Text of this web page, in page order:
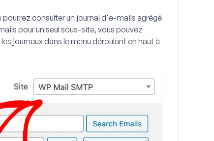
consulter un journal d'e-mails agrégé
pour un seul sous-site, vous pouvez
journaux dans le menu déroulant en haut à